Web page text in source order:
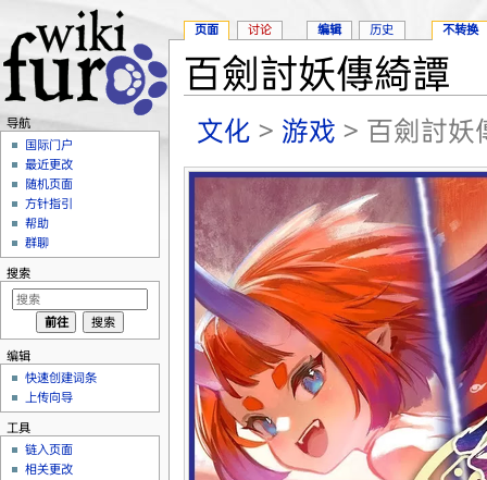
百劍討妖傳綺譚
文化 > 游戏 > 百劍討妖
页面 讨论 编辑 历史 不转换
导航
国际门户
最近更改
随机页面
方针指引
帮助
群聊
搜索
编辑
快速创建词条
上传向导
工具
链入页面
相关更改